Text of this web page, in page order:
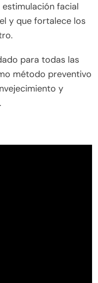
facial
y que fortalece los
para todas las
método preventivo
y